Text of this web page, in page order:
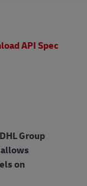
API Spec
Group
allows
on